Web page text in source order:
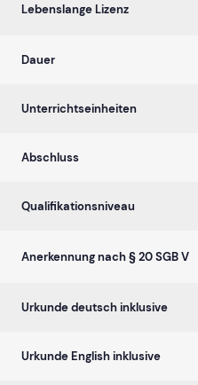
Lebenslange Lizenz
Dauer
Unterrichtseinheiten
Abschluss
Qualifikationsniveau
Anerkennung nach § 20 SGB V
Urkunde deutsch inklusive
Urkunde English inklusive